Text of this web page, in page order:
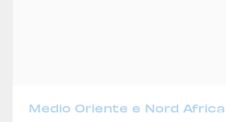
Medio Oriente e Nord Africa